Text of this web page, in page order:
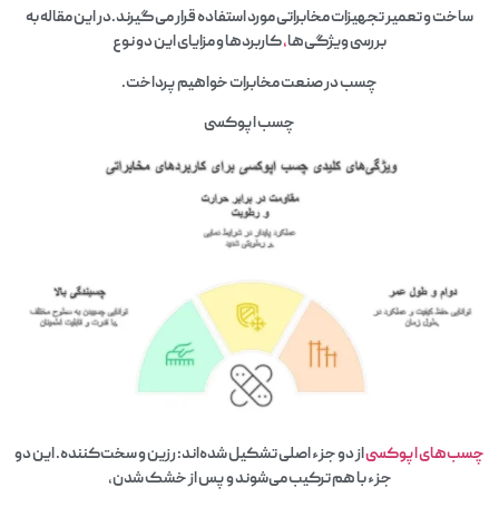
ساخت و تعمیر تجهیزات مخابراتی مورد استفاده قرار می‌گیرند.در این مقاله به
بررسی ویژگی‌ها،کاربردها و مزایای این دو نوع
چسب در صنعت مخابرات خواهیم پرداخت.
چسب اپوکسی
چسب‌های اپوکسیاز دو جزء اصلی تشکیل شده‌اند: رزین و سخت‌کننده. این دو
جزء با هم ترکیب می‌شوند و پس از خشک شدن،